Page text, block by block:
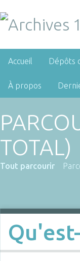
Accueil Dépôts
À propos
TOTAL)
Tout parcourir